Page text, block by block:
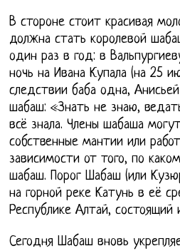
В стороне стоит красивая
должна стать королевой
один раз в год: в
ночь на Ивана Купала (на 25
следствии баба одна,
шабаш: «Знать не знаю,
всё знала. Члены шабаша
собственные мантии или
зависимости от того, по
шабаш. Порог Шабаш (или
на горной реке Катунь в её
Республике Алтай, состоящий
Сегодня Шабаш вновь